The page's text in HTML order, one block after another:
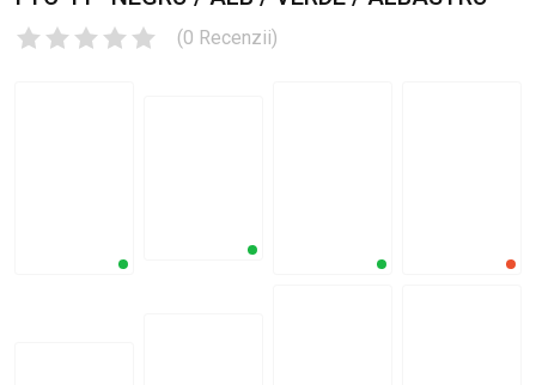
(0 Recenzii)